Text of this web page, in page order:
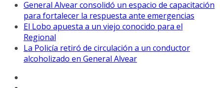
General Alvear consolidó un espacio de capacitación
para fortalecer la respuesta ante emergencias
El Lobo apuesta a un viejo conocido para el
Regional
La Policía retiró de circulación a un conductor
alcoholizado en General Alvear